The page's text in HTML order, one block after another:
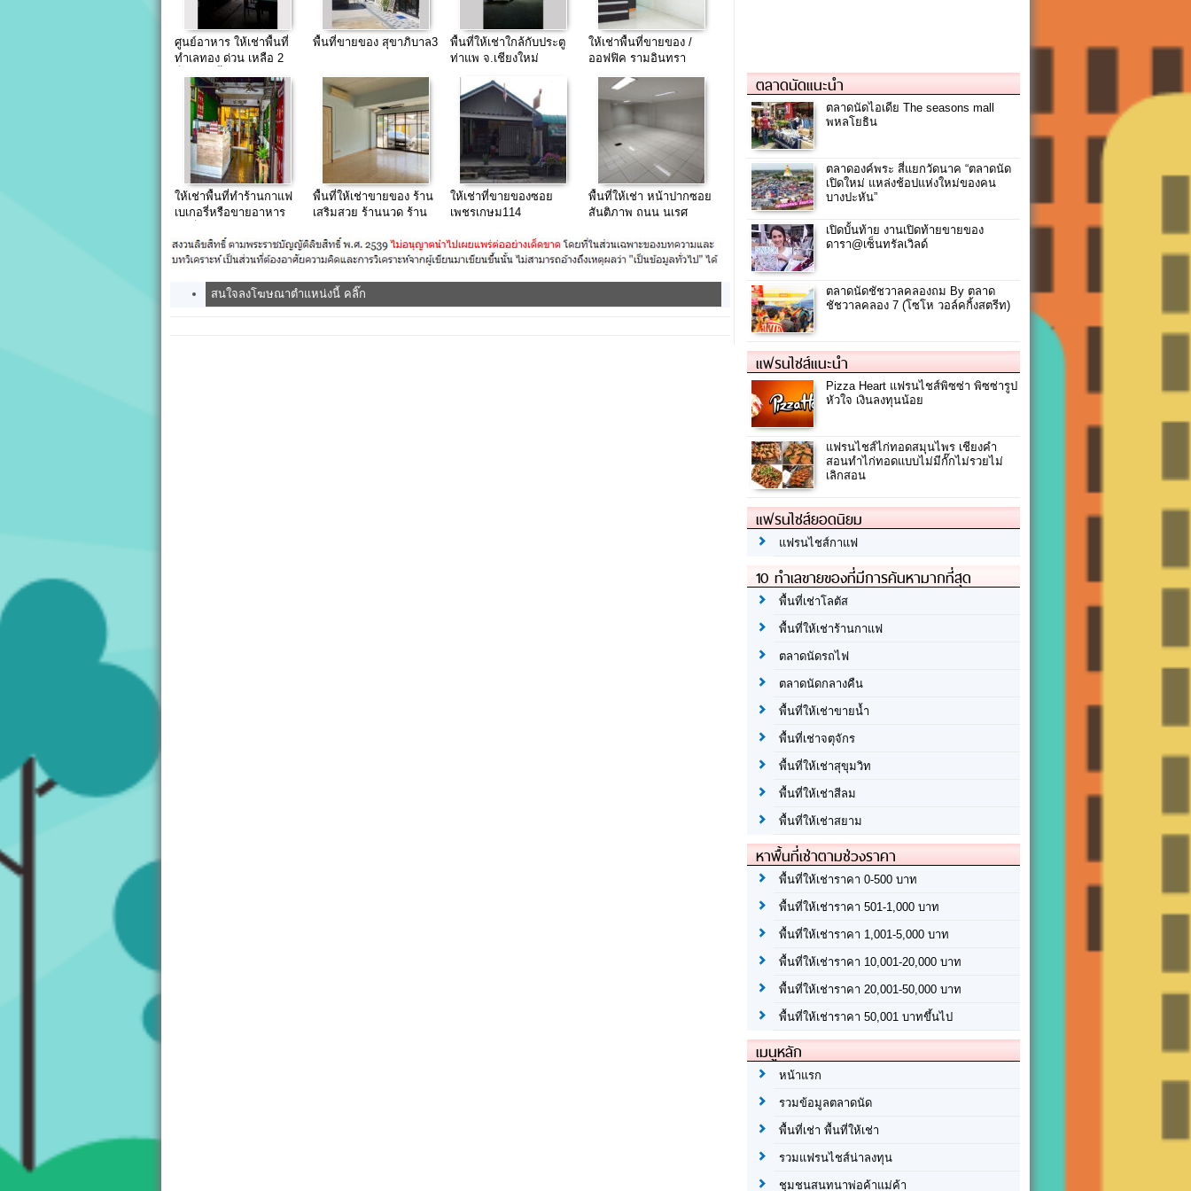
ศูนย์อาหาร ให้เช่าพื้นที่
ทำเลทอง ด่วน เหลือ 2
พื้นที่ขายของ สุขาภิบาล3
พื้นที่ให้เช่าใกล้กับประตู
ท่าแพ จ.เชียงใหม่
ให้เช่าพื้นที่ขายของ /
ออฟฟิค รามอินทรา
ให้เช่าพื้นที่ทำร้านกาแฟ
เบเกอรี่หรือขายอาหาร
พื้นที่ให้เช่าขายของ ร้าน
เสริมสวย ร้านนวด ร้าน
ให้เช่าที่ขายของซอย
เพชรเกษม114
พื้นที่ให้เช่า หน้าปากซอย
สันติภาพ ถนน นเรศ
สนใจลงโฆษณาตำแหน่งนี้ คลิ๊ก
ตลาดนัดแนะนำ
ตลาดนัดไอเดีย The seasons mall
พหลโยธิน
ตลาดองค์พระ สี่แยกวัดนาค “ตลาดนัด
เปิดใหม่ แหล่งช้อปแห่งใหม่ของคน
บางปะหัน”
เปิดบั้นท้าย งานเปิดท้ายขายของ
ดารา@เซ็นทรัลเวิลด์
ตลาดนัดชัชวาลคลองถม By ตลาด
ชัชวาลคลอง 7 (โซโห วอล์คกิ้งสตรีท)
แฟรนไชส์แนะนำ
Pizza Heart แฟรนไชส์พิซซ่า พิซซ่ารูป
หัวใจ เงินลงทุนน้อย
แฟรนไชส์ไก่ทอดสมุนไพร เชียงคำ
สอนทำไก่ทอดแบบไม่มีกั๊กไม่รวยไม่
เลิกสอน
แฟรนไชส์ยอดนิยม
แฟรนไชส์กาแฟ
10 ทำเลขายของที่มีการค้นหามากที่สุด
พื้นที่เช่าโลตัส
พื้นที่ให้เช่าร้านกาแฟ
ตลาดนัดรถไฟ
ตลาดนัดกลางคืน
พื้นที่ให้เช่าขายน้ำ
พื้นที่เช่าจตุจักร
พื้นที่ให้เช่าสุขุมวิท
พื้นที่ให้เช่าสีลม
พื้นที่ให้เช่าสยาม
หาพื้นที่เช่าตามช่วงราคา
พื้นที่ให้เช่าราคา 0-500 บาท
พื้นที่ให้เช่าราคา 501-1,000 บาท
พื้นที่ให้เช่าราคา 1,001-5,000 บาท
พื้นที่ให้เช่าราคา 10,001-20,000 บาท
พื้นที่ให้เช่าราคา 20,001-50,000 บาท
พื้นที่ให้เช่าราคา 50,001 บาทขึ้นไป
เมนูหลัก
หน้าแรก
รวมข้อมูลตลาดนัด
พื้นที่เช่า พื้นที่ให้เช่า
รวมแฟรนไชส์น่าลงทุน
ชุมชนสนทนาพ่อค้าแม่ค้า